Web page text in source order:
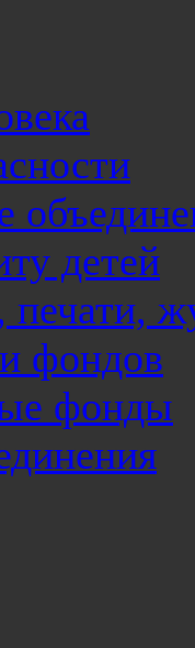
детей
печати,
фондов
фонды